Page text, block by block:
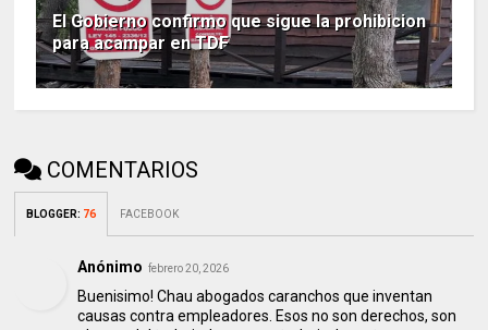
El Gobierno confirmo que sigue la prohibicion
para acampar en TDF
COMENTARIOS
BLOGGER: 76 FACEBOOK
Anónimo febrero 20, 2026
Buenisimo! Chau abogados caranchos que inventan
causas contra empleadores. Esos no son derechos, son